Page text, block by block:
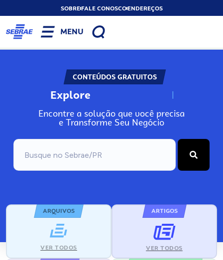
SOBREFALE CONOSCOENDEREÇOS
MENU
CONTEÚDOS GRATUITOS
Explore N
Encontre a solução que você precisa
e Transforme Seu Negócio
ARQUIVOS
VER TODOS
ARTIGOS
VER TODOS